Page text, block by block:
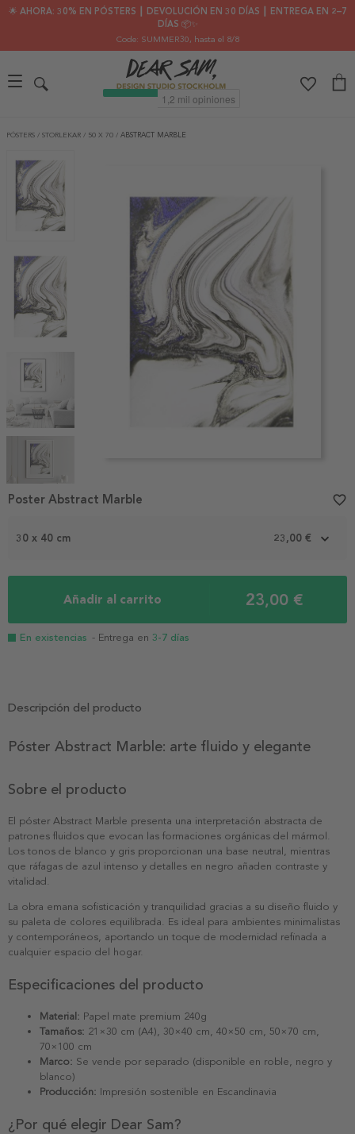
🌟 AHORA: 30% EN PÓSTERS ┃ DEVOLUCIÓN EN 30 DÍAS ┃ ENTREGA EN 2–7
DÍAS 📦✨
Code: SUMMER30, hasta el 8/8
PÓSTERS / STORLEKAR / 50 X 70 / ABSTRACT MARBLE
1
30 x 40 cm 23,00 €
Añadir al carrito 23,00 €
En existencias - Entrega en 3-7 días
Poster Abstract Marble favorite_border
Descripción del producto
Póster Abstract Marble: arte fluido y elegante
Sobre el producto
El póster Abstract Marble presenta una interpretación abstracta de
patrones fluidos que evocan las formaciones orgánicas del mármol.
Los tonos de blanco y gris proporcionan una base neutral, mientras
que ráfagas de azul intenso y detalles en negro añaden contraste y
vitalidad.
La obra emana sofisticación y tranquilidad gracias a su diseño fluido y
su paleta de colores equilibrada. Es ideal para ambientes minimalistas
y contemporáneos, aportando un toque de modernidad refinada a
cualquier espacio del hogar.
Especificaciones del producto
Material: Papel mate premium 240g
Tamaños: 21×30 cm (A4), 30×40 cm, 40×50 cm, 50×70 cm,
70×100 cm
Marco: Se vende por separado (disponible en roble, negro y
blanco)
Producción: Impresión sostenible en Escandinavia
¿Por qué elegir Dear Sam?